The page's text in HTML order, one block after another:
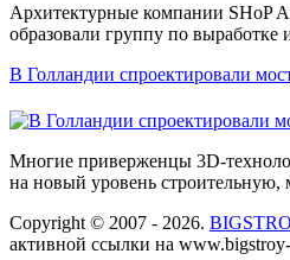
Архитектурные компании SHoP
образовали группу по выработке
В Голландии спроектировали
Многие приверженцы 3D-
на новый уровень
Copyright © 2007 - 2026.
активной ссылки на